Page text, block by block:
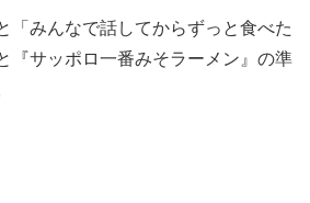
「みんなで話してからずっと食べた
『サッポロ一番みそラーメン』の準